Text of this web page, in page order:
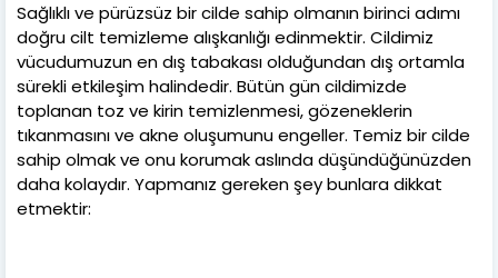
Sağlıklı ve pürüzsüz bir cilde sahip olmanın birinci adımı
doğru cilt temizleme alışkanlığı edinmektir. Cildimiz
vücudumuzun en dış tabakası olduğundan dış ortamla
sürekli etkileşim halindedir. Bütün gün cildimizde
toplanan toz ve kirin temizlenmesi, gözeneklerin
tıkanmasını ve akne oluşumunu engeller. Temiz bir cilde
sahip olmak ve onu korumak aslında düşündüğünüzden
daha kolaydır. Yapmanız gereken şey bunlara dikkat
etmektir: